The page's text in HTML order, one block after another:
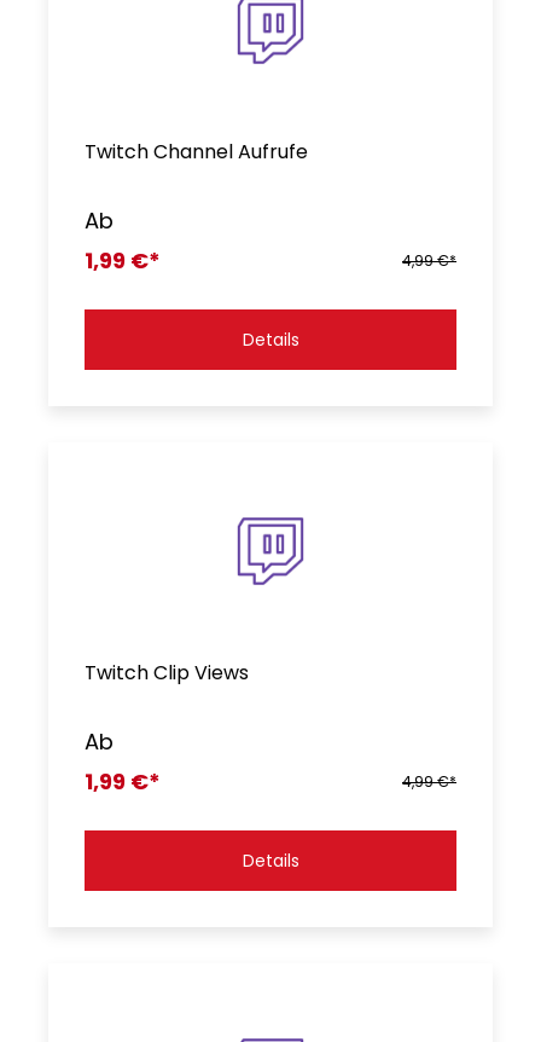
Twitch Channel Aufrufe
Ab
1,99 €*
4,99 €*
Details
Twitch Clip Views
Ab
1,99 €*
4,99 €*
Details